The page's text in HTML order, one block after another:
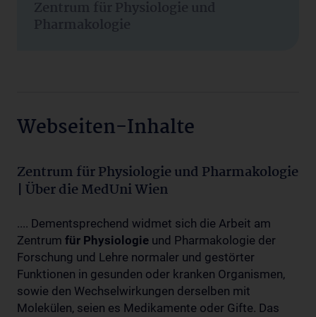
Zentrum für Physiologie und
Pharmakologie
Webseiten-Inhalte
Zentrum für Physiologie und Pharmakologie
| Über die MedUni Wien
.... Dementsprechend widmet sich die Arbeit am
Zentrum für Physiologie und Pharmakologie der
Forschung und Lehre normaler und gestörter
Funktionen in gesunden oder kranken Organismen,
sowie den Wechselwirkungen derselben mit
Molekülen, seien es Medikamente oder Gifte. Das